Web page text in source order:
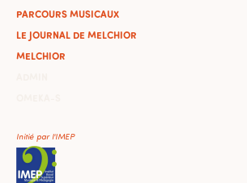
PARCOURS MUSICAUX
LE JOURNAL DE MELCHIOR
MELCHIOR
Initié par l'IMEP